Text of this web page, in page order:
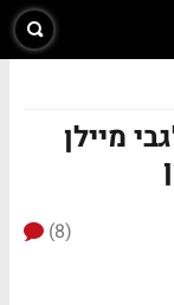
מיילן
(8)